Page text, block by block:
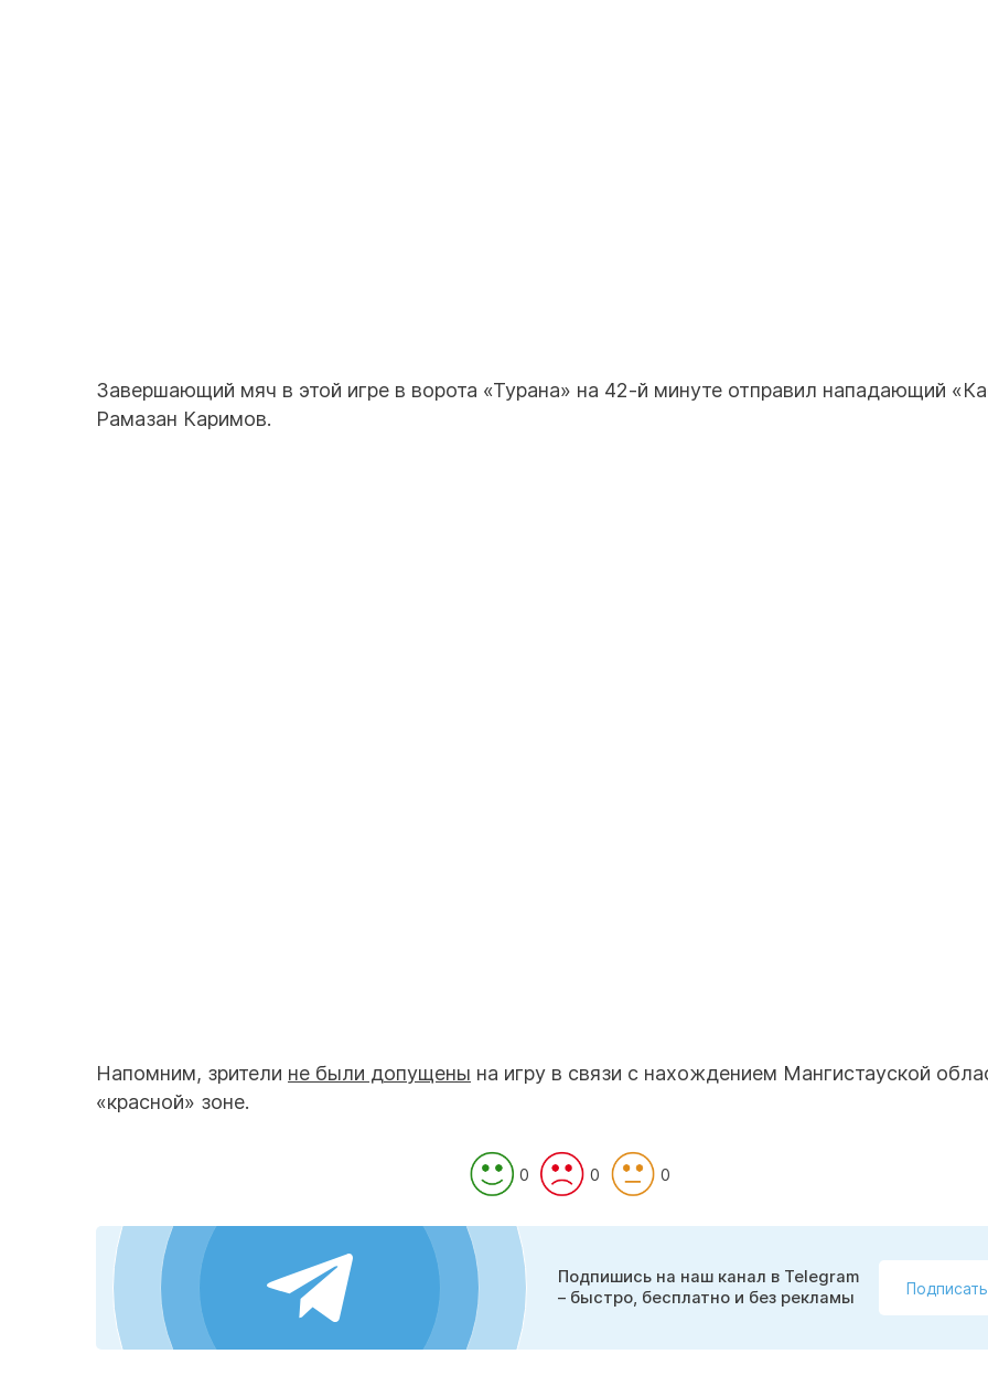
Завершающий мяч в этой игре в ворота «Турана» на 42-й минуте отправил нападающий
Рамазан Каримов.
Напомним, зрители не были допущены на игру в связи с нахождением Мангистауской
«красной» зоне.
0 0 0
Подпишись на наш канал в Telegram
– быстро, бесплатно и без рекламы